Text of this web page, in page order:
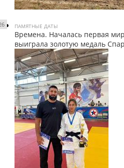
ПАМЯТНЫЕ ДАТЫ
Времена. Началась первая
выиграла золотую медаль